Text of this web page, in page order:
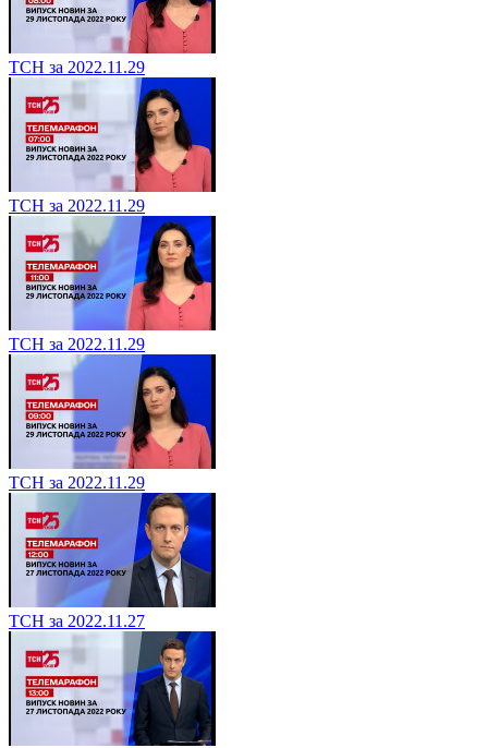
ТСН за 2022.11.29
ТСН за 2022.11.29
ТСН за 2022.11.29
ТСН за 2022.11.29
ТСН за 2022.11.27